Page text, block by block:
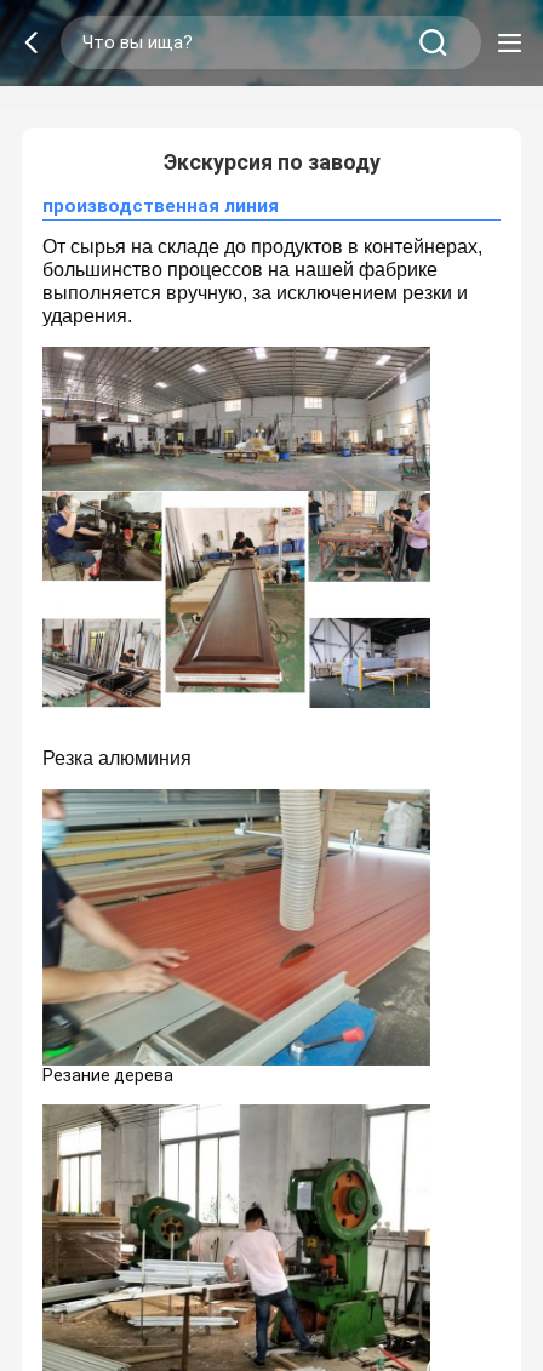
2/0
Экскурсия по заводу
производственная линия
От сырья на складе до продуктов в контейнерах,
большинство процессов на нашей фабрике
выполняется вручную, за исключением резки и
ударения.
Резка алюминия
Резание дерева